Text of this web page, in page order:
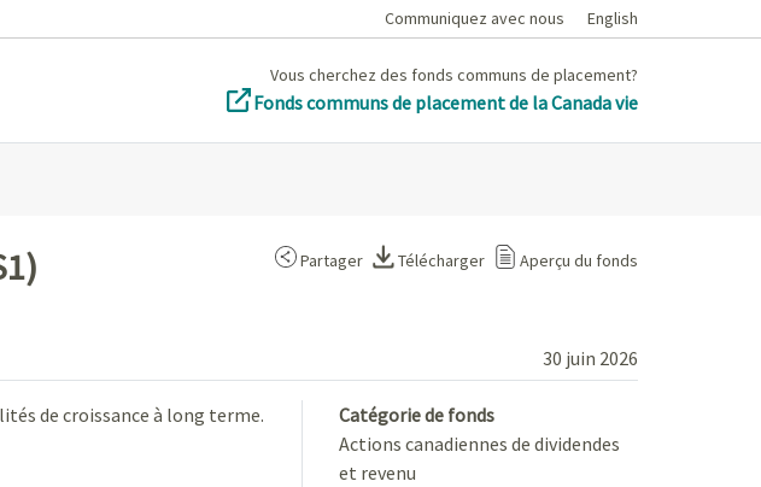
Communiquez avec nous English
Vous cherchez des fonds communs de placement?
Fonds communs de placement de la Canada vie
Partager Télécharger Aperçu du fonds
30 juin 2026
de croissance à long terme.
Catégorie de fonds
Actions canadiennes de dividendes
et revenu